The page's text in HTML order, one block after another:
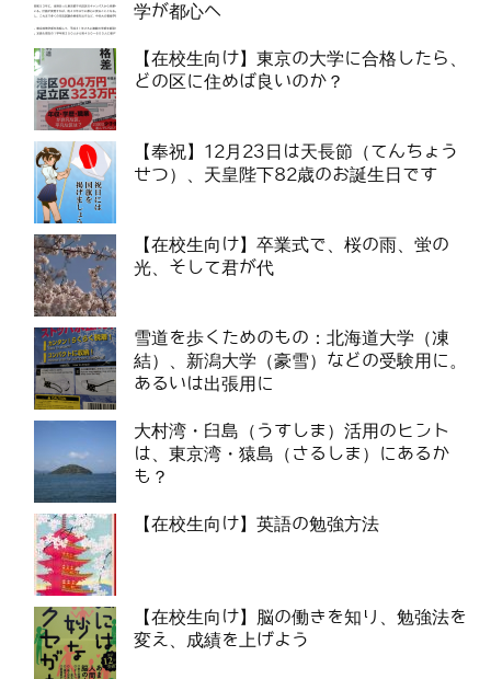
学が都心へ
【在校生向け】東京の大学に合格したら、
どの区に住めば良いのか？
【奉祝】12月23日は天長節（てんちょう
せつ）、天皇陛下82歳のお誕生日です
【在校生向け】卒業式で、桜の雨、蛍の
光、そして君が代
雪道を歩くためのもの：北海道大学（凍
結）、新潟大学（豪雪）などの受験用に。
あるいは出張用に
大村湾・臼島（うすしま）活用のヒント
は、東京湾・猿島（さるしま）にあるか
も？
【在校生向け】英語の勉強方法
【在校生向け】脳の働きを知り、勉強法を
変え、成績を上げよう